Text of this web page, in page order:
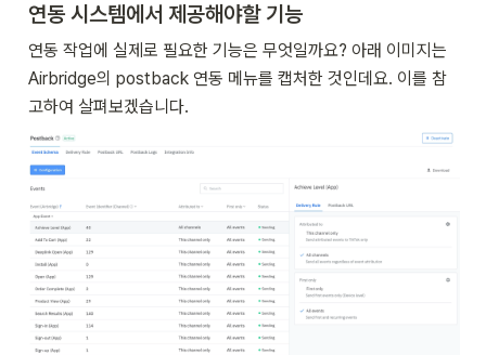
연동 시스템에서 제공해야할 기능
연동 작업에 실제로 필요한 기능은 무엇일까요? 아래 이미지는
Airbridge의 postback 연동 메뉴를 캡처한 것인데요. 이를 참
고하여 살펴보겠습니다.